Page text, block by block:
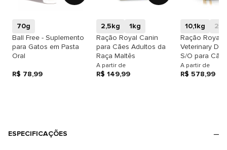
70g
Ball Free - Suplemento
para Gatos em Pasta
Oral
R$ 78,99
2,5kg
1kg
Ração Royal Canin
para Cães Adultos da
Raça Maltês
A partir de
R$ 149,99
10,1kg
2kg
Ração Royal
Veterinary
S/O para Cães
A partir de
R$ 578,99
ESPECIFICAÇÕES